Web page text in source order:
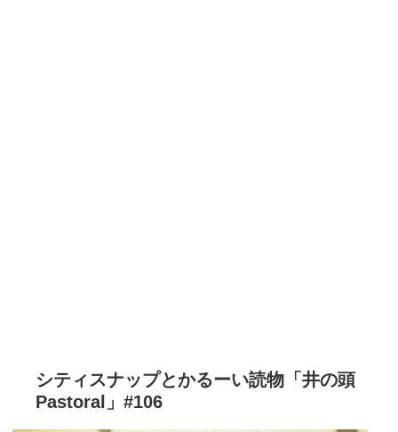
シティスナップとかるーい読物「井の頭
Pastoral」#106